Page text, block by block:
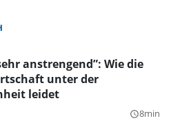
anstrengend”: Wie die
unter der
leidet
query_builder8min